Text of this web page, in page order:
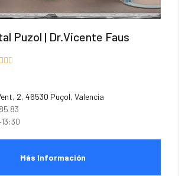
Puzol | Dr.Vicente Faus

2, 46530 Puçol, Valencia
83
Más Información